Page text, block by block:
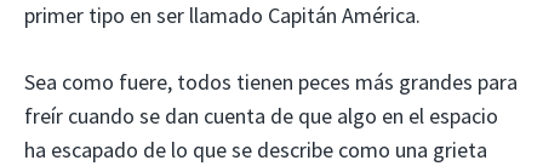
primer tipo en ser llamado Capitán América.
Sea como fuere, todos tienen peces más grandes para
freír cuando se dan cuenta de que algo en el espacio
ha escapado de lo que se describe como una grieta